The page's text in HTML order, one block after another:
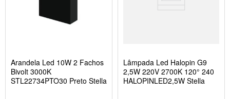
Arandela Led 10W 2 Fachos
Bivolt 3000K
STL22734PTO30 Preto Stella
Lâmpada Led Halopin G9
2,5W 220V 2700K 120° 240
HALOPINLED2,5W Stella